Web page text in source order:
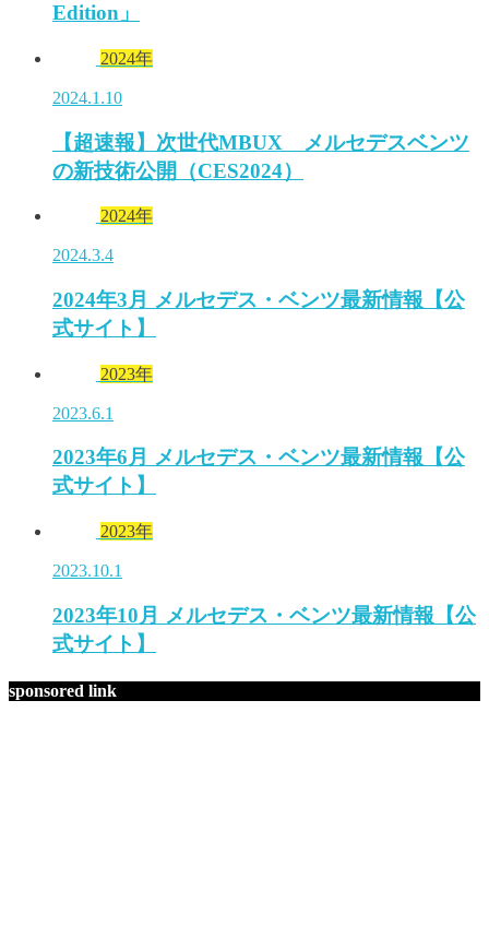
Edition」
2024年
2024.1.10
【超速報】次世代MBUX メルセデスベンツ
の新技術公開（CES2024）
2024年
2024.3.4
2024年3月 メルセデス・ベンツ最新情報【公
式サイト】
2023年
2023.6.1
2023年6月 メルセデス・ベンツ最新情報【公
式サイト】
2023年
2023.10.1
2023年10月 メルセデス・ベンツ最新情報【公
式サイト】
sponsored link